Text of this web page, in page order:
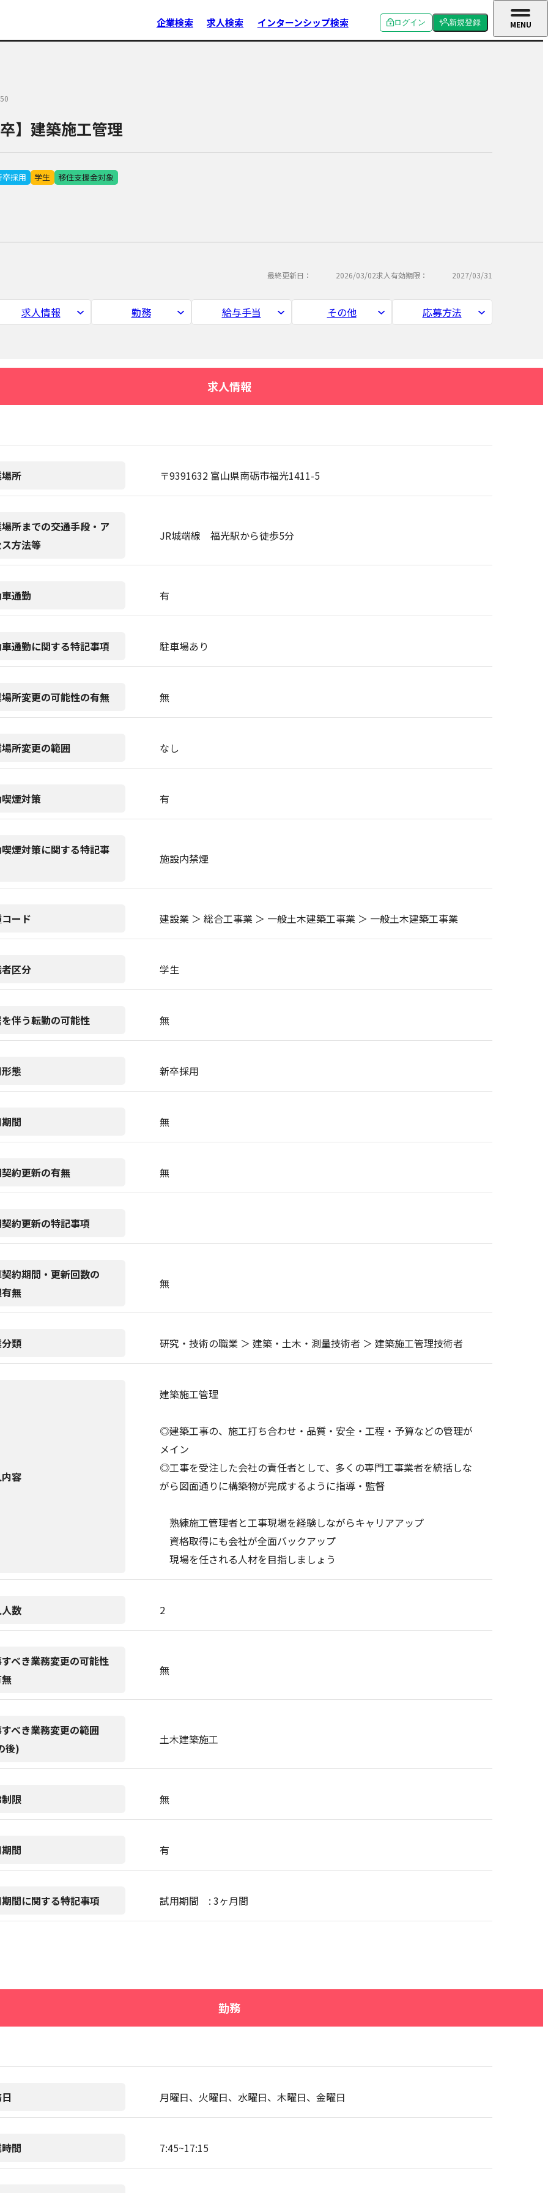
企業検索 求人検索 インターンシップ検索 ログイン 新規登録
】建築施工管理
卒採用 学生 移住支援金対象
最終更新日： 2026/03/02求人有効期限： 2027/03/31
求人情報 勤務 給与手当 その他 応募方法
求人情報
所 〒9391632 富山県南砺市福光1411-5
所までの交通手段・ア
方法等
JR城端線 福光駅から徒歩5分
通勤 有
通勤に関する特記事項 駐車場あり
所変更の可能性の有無 無
所変更の範囲 なし
煙対策 有
煙対策に関する特記事
施設内禁煙
ード 建設業 ＞ 総合工事業 ＞ 一般土木建築工事業 ＞ 一般土木建築工事業
区分 学生
伴う転勤の可能性 無
態 新卒採用
間 無
約更新の有無 無
約更新の特記事項
約期間・更新回数の
無
無
類 研究・技術の職業 ＞ 建築・土木・測量技術者 ＞ 建築施工管理技術者
容
建築施工管理
◎建築工事の、施工打ち合わせ・品質・安全・工程・予算などの管理が
メイン
◎工事を受注した会社の責任者として、多くの専門工事業者を統括しな
がら図面通りに構築物が完成するように指導・監督
熟練施工管理者と工事現場を経験しながらキャリアアップ
資格取得にも会社が全面バックアップ
現場を任される人材を目指しましょう
数 2
べき業務変更の可能性
無
べき業務変更の範囲
後)
土木建築施工
限 無
間 有
間に関する特記事項 試用期間 : 3ヶ月間
勤務
月曜日、火曜日、水曜日、木曜日、金曜日
間 7:45~17:15
MENU